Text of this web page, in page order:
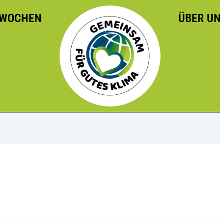
ÜBER